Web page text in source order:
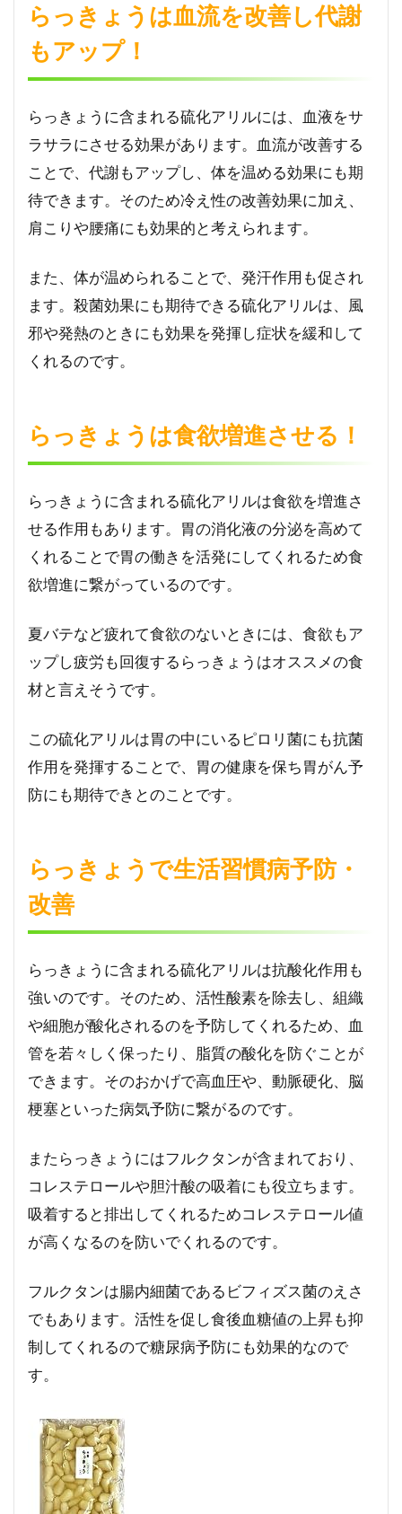
らっきょうは血流を改善し代謝
もアップ！
らっきょうに含まれる硫化アリルには、血液をサ
ラサラにさせる効果があります。血流が改善する
ことで、代謝もアップし、体を温める効果にも期
待できます。そのため冷え性の改善効果に加え、
肩こりや腰痛にも効果的と考えられます。
また、体が温められることで、発汗作用も促され
ます。殺菌効果にも期待できる硫化アリルは、風
邪や発熱のときにも効果を発揮し症状を緩和して
くれるのです。
らっきょうは食欲増進させる！
らっきょうに含まれる硫化アリルは食欲を増進さ
せる作用もあります。胃の消化液の分泌を高めて
くれることで胃の働きを活発にしてくれるため食
欲増進に繋がっているのです。
夏バテなど疲れて食欲のないときには、食欲もア
ップし疲労も回復するらっきょうはオススメの食
材と言えそうです。
この硫化アリルは胃の中にいるピロリ菌にも抗菌
作用を発揮することで、胃の健康を保ち胃がん予
防にも期待できとのことです。
らっきょうで生活習慣病予防・
改善
らっきょうに含まれる硫化アリルは抗酸化作用も
強いのです。そのため、活性酸素を除去し、組織
や細胞が酸化されるのを予防してくれるため、血
管を若々しく保ったり、脂質の酸化を防ぐことが
できます。そのおかげで高血圧や、動脈硬化、脳
梗塞といった病気予防に繋がるのです。
またらっきょうにはフルクタンが含まれており、
コレステロールや胆汁酸の吸着にも役立ちます。
吸着すると排出してくれるためコレステロール値
が高くなるのを防いでくれるのです。
フルクタンは腸内細菌であるビフィズス菌のえさ
でもあります。活性を促し食後血糖値の上昇も抑
制してくれるので糖尿病予防にも効果的なので
す。